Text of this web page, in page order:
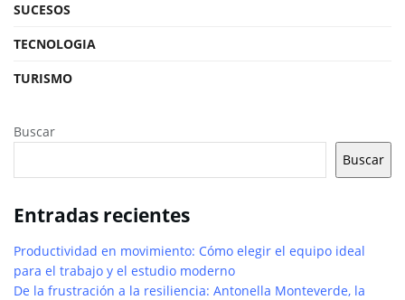
SUCESOS
TECNOLOGIA
TURISMO
Buscar
Buscar
Entradas recientes
Productividad en movimiento: Cómo elegir el equipo ideal
para el trabajo y el estudio moderno
De la frustración a la resiliencia: Antonella Monteverde, la